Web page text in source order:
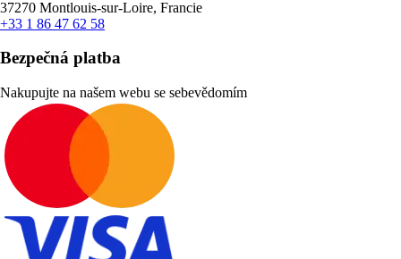
37270 Montlouis-sur-Loire, Francie
+33 1 86 47 62 58
Bezpečná platba
Nakupujte na našem webu se sebevědomím